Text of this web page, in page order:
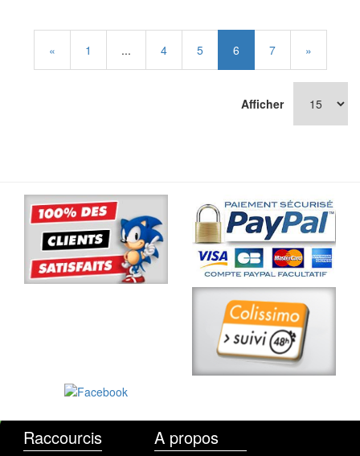
« 1 ... 4 5 6 7 »
Afficher
Raccourcis A propos